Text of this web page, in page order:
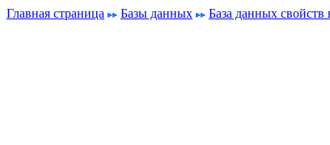
Главная страница Базы данных База данных свойств